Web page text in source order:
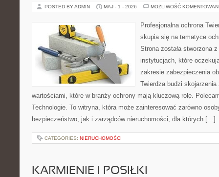
POSTED BY ADMIN MAJ - 1 - 2026 MOŻLIWOŚĆ
Profesjonalna ochrona
skupia się na tematyce
Strona została stworzona
instytucjach, które
zakresie zabezpieczenia
Twierdza budzi
wartościami, które w branży ochrony mają kluczową rolę.
Technologie. To witryna, która może zainteresować zarówno
bezpieczeństwo, jak i zarządców nieruchomości, dla których […]
CATEGORIES: NIERUCHOMOŚCI
KARMIENIE I POSIŁKI